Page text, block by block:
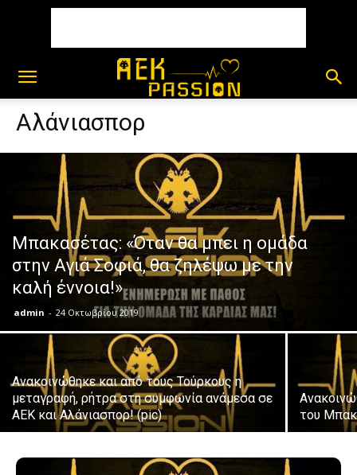
Αλάνιασπορ
Μπακασέτας: «Όταν θα μπει η ομάδα
στην Αγιά Σοφιά, θα ζηλέψω με την
καλή έννοια!»
admin - 24 Οκτωβρίου 2019
Ανακοινώθηκε και από τους Τούρκους η
μεταγραφή, ρήτρα στη συμφωνία ανάμεσα σε
ΑΕΚ και Αλάνιασπορ! (pic)
του